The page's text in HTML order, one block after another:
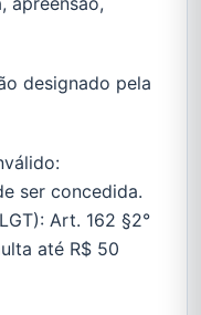
designado pela
ser concedida.
Art. 162 §2°
até R$ 50